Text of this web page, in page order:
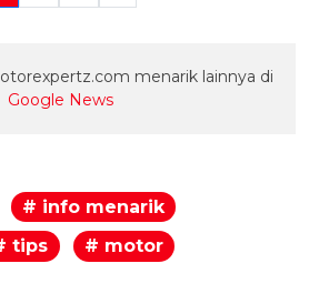
menarik lainnya di
Google News
# info menarik
tips # motor